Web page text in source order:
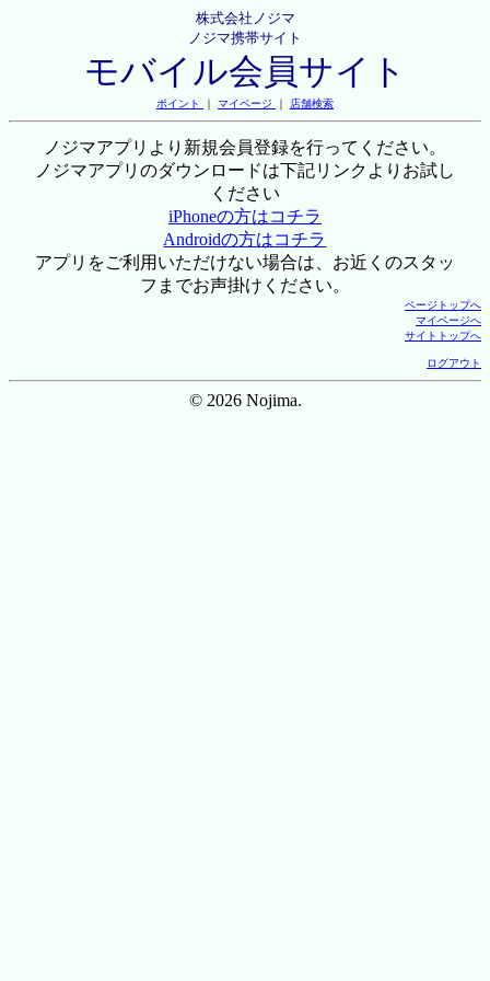
株式会社ノジマ
ノジマ携帯サイト
モバイル会員サイト
ポイント ｜ マイページ ｜ 店舗検索
ノジマアプリより新規会員登録を行ってください。
ノジマアプリのダウンロードは下記リンクよりお試し
ください
iPhoneの方はコチラ
Androidの方はコチラ
アプリをご利用いただけない場合は、お近くのスタッ
フまでお声掛けください。
ページトップへ
マイページへ
サイトトップへ
ログアウト
© 2026 Nojima.